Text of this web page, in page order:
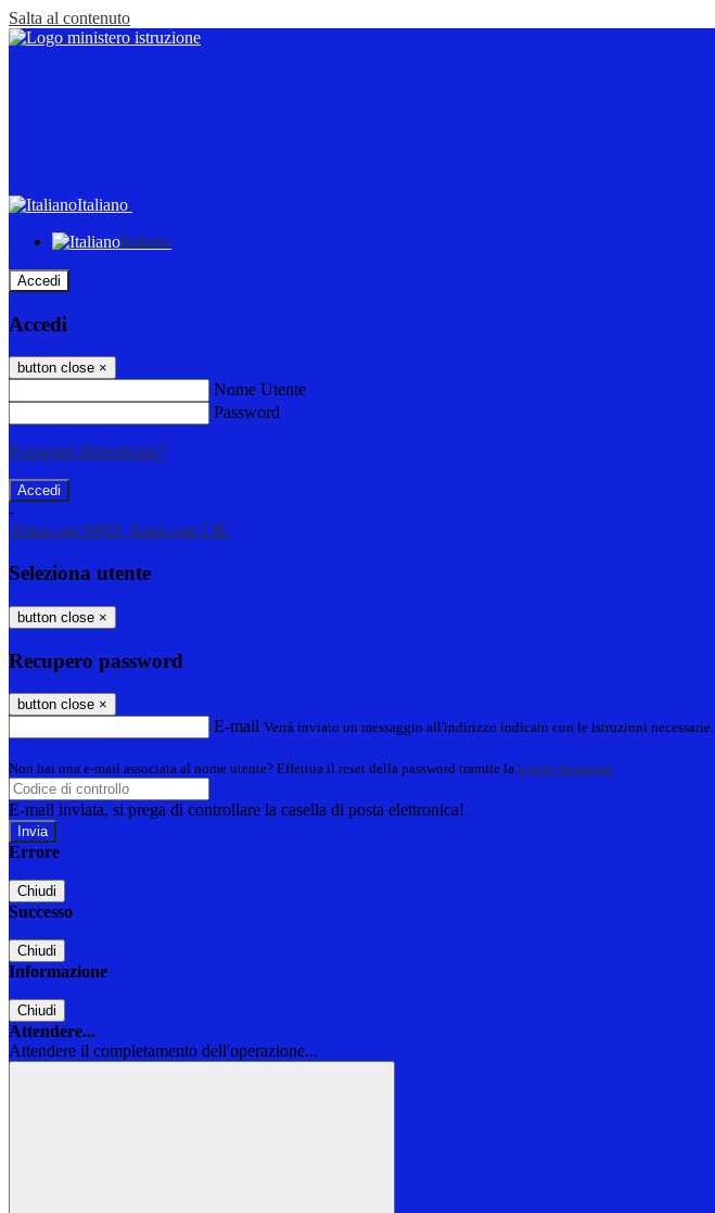
Salta al contenuto
Italiano
Italiano
Accedi
Accedi
button close ×
Nome Utente
Password
Password dimenticata?
-
Entra con SPID Entra con CIE
Seleziona utente
button close ×
Recupero password
button close ×
E-mail Verrà inviato un messaggio all'indirizzo indicato con le istruzioni necessarie.
Non hai una e-mail associata al nome utente? Effettua il reset della password tramite la Login Spaggiari
E-mail inviata, si prega di controllare la casella di posta elettronica!
Errore
Chiudi
Successo
Chiudi
Informazione
Chiudi
Attendere...
Attendere il completamento dell'operazione...